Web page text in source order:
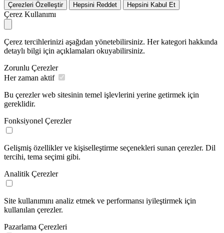
Çerezleri Özelleştir Hepsini Reddet Hepsini Kabul Et
Çerez Kullanımı
Çerez tercihlerinizi aşağıdan yönetebilirsiniz. Her kategori hakkında
detaylı bilgi için açıklamaları okuyabilirsiniz.
Zorunlu Çerezler
Her zaman aktif
Bu çerezler web sitesinin temel işlevlerini yerine getirmek için
gereklidir.
Fonksiyonel Çerezler
Gelişmiş özellikler ve kişiselleştirme seçenekleri sunan çerezler. Dil
tercihi, tema seçimi gibi.
Analitik Çerezler
Site kullanımını analiz etmek ve performansı iyileştirmek için
kullanılan çerezler.
Pazarlama Çerezleri